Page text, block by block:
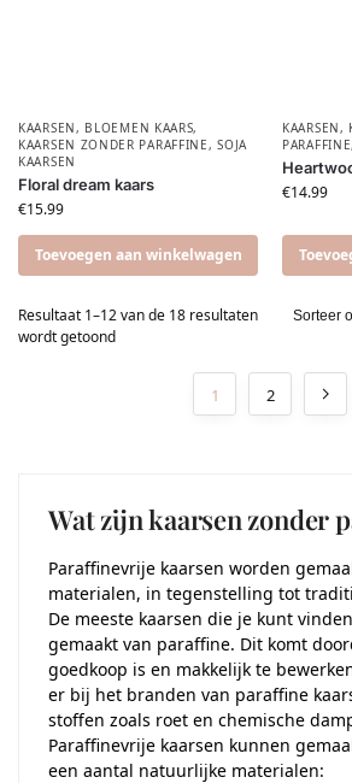
KAARSEN, BLOEMEN KAARS,
KAARSEN ZONDER PARAFFINE,SOJA
KAARSEN
Floral dream kaars
€15.99
Toevoegen aan winkelwagen
KAARSEN,
PARAFFINE,
€14.99
Resultaat 1–12 van de 18 resultaten
wordt getoond
1 2
Wat zijn kaarsen zonder
Paraffinevrije kaarsen worden
materialen, in tegenstelling tot
De meeste kaarsen die je kunt
gemaakt van paraffine. Dit komt
goedkoop is en makkelijk te
er bij het branden van paraffine
stoffen zoals roet en chemische
Paraffinevrije kaarsen kunnen
een aantal natuurlijke materialen: